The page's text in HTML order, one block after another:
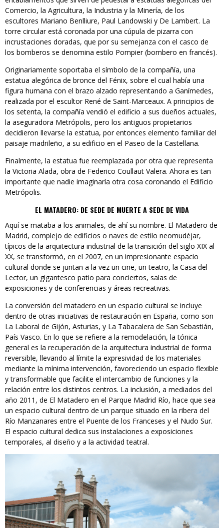
Comercio, la Agricultura, la Industria y la Minería, de los
escultores Mariano Benlliure, Paul Landowski y De Lambert. La
torre circular está coronada por una cúpula de pizarra con
incrustaciones doradas, que por su semejanza con el casco de
los bomberos se denomina estilo Pompier (bombero en francés).
Originariamente soportaba el símbolo de la compañía, una
estatua alegórica de bronce del Fénix, sobre el cual había una
figura humana con el brazo alzado representando a Ganímedes,
realizada por el escultor René de Saint-Marceaux. A principios de
los setenta, la compañía vendió el edificio a sus dueños actuales,
la aseguradora Metrópolis, pero los antiguos propietarios
decidieron llevarse la estatua, por entonces elemento familiar del
paisaje madrileño, a su edificio en el Paseo de la Castellana.
Finalmente, la estatua fue reemplazada por otra que representa
la Victoria Alada, obra de Federico Coullaut Valera. Ahora es tan
importante que nadie imaginaría otra cosa coronando el Edificio
Metrópolis.
EL MATADERO: DE SEDE DE MUERTE A SEDE DE VIDA
Aquí se mataba a los animales, de ahí su nombre. El Matadero de
Madrid, complejo de edificios o naves de estilo neomudéjar,
típicos de la arquitectura industrial de la transición del siglo XIX al
XX, se transformó, en el 2007, en un impresionante espacio
cultural donde se juntan a la vez un cine, un teatro, la Casa del
Lector, un gigantesco patio para conciertos, salas de
exposiciones y de conferencias y áreas recreativas.
La conversión del matadero en un espacio cultural se incluye
dentro de otras iniciativas de restauración en España, como son
La Laboral de Gijón, Asturias, y La Tabacalera de San Sebastián,
País Vasco. En lo que se refiere a la remodelación, la tónica
general es la recuperación de la arquitectura industrial de forma
reversible, llevando al límite la expresividad de los materiales
mediante la mínima intervención, favoreciendo un espacio flexible
y transformable que facilite el intercambio de funciones y la
relación entre los distintos centros. La inclusión, a mediados del
año 2011, de El Matadero en el Parque Madrid Río, hace que sea
un espacio cultural dentro de un parque situado en la ribera del
Río Manzanares entre el Puente de los Franceses y el Nudo Sur.
El espacio cultural dedica sus instalaciones a exposiciones
temporales, al diseño y a la actividad teatral.